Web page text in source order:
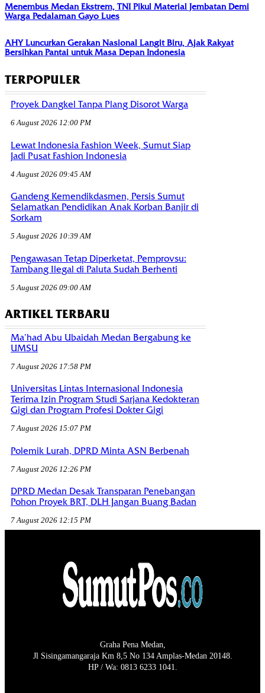
Menembus Medan Ekstrem, TNI Pikul Material Jembatan Demi
Warga Pedalaman Gayo Lues
AHY Luncurkan Gerakan Nasional Langit Biru, Ajak Rakyat
Bersihkan Pantai untuk Masa Depan Indonesia
TERPOPULER
Proyek Dangkel Tanpa Plang Disorot Warga
6 August 2026 12:00 PM
Lewat Indonesia Fashion Week, Sumut Siap
Jadi Pusat Fashion Indonesia
4 August 2026 09:45 AM
Gandeng Kemendikdasmen, Persis Sumut
Selamatkan Pendidikan Anak Korban Banjir di
Sorkam
5 August 2026 10:39 AM
Pengawasan Tetap Diperketat, Pemprovsu:
Tambang Ilegal di Paluta Sudah Berhenti
5 August 2026 09:00 AM
ARTIKEL TERBARU
Ma’had Abu Ubaidah Medan Bergabung ke
UMSU
7 August 2026 17:58 PM
Universitas Lintas Internasional Indonesia
Terima Izin Program Studi Sarjana Kedokteran
Gigi dan Program Profesi Dokter Gigi
7 August 2026 15:07 PM
Polemik Lurah, DPRD Minta ASN Berbenah
7 August 2026 12:26 PM
DPRD Medan Desak Transparan Penebangan
Pohon Proyek BRT, DLH Jangan Buang Badan
7 August 2026 12:15 PM
Graha Pena Medan,
Jl Sisingamangaraja Km 8,5 No 134 Amplas-Medan 20148.
HP / Wa: 0813 6233 1041.